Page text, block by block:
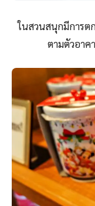
ในสวนสนุกมีการต
ตามตัวอาค